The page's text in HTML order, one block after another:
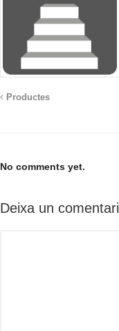
Productes
No comments yet.
Deixa un comentari